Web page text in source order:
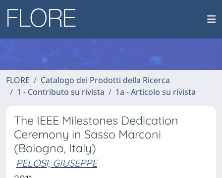
FLORE
Catalogo dei Prodotti della Ricerca
1 - Contributo su rivista
1a - Articolo su rivista
The IEEE Milestones Dedication
Ceremony in Sasso Marconi
(Bologna, Italy)
PELOSI, GIUSEPPE